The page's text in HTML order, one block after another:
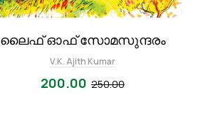
ലൈഫ് ഓഫ് സോമസുന്ദരം
V.K. Ajith Kumar
250.00
200.00